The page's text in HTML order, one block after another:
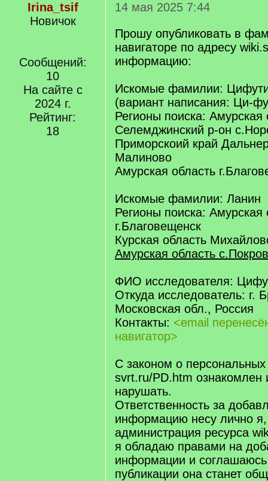
Irina_tsif
Новичок
Сообщений:
10
На сайте с
2024 г.
Рейтинг:
18
14 мая 2025 7:44
Прошу опубликовать в
навигаторе по адресу
информацию:
Искомые фамилии:
(вариант написания: Ци-
Регионы поиска: Амурская
Селемджинский р-он
Приморскоий край
Малиново
Амурская область
Искомые фамилии: Ланин
Регионы поиска: Амурская
г.Благовещенск
Курская область
Амурская область
ФИО исследователя:
Откуда исследователь: г.
Московская обл., Россия
Контакты: <email
навигатор>
С законом о
svrt.ru/PD.htm ознакомлен
нарушать.
Ответственность за
информацию несу лично
администрация ресурса
я обладаю правами на
информации и
публикации она станет